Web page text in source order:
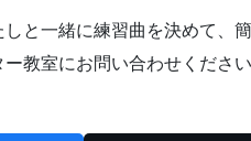
と一緒に練習曲を決めて、
教室にお問い合わせください